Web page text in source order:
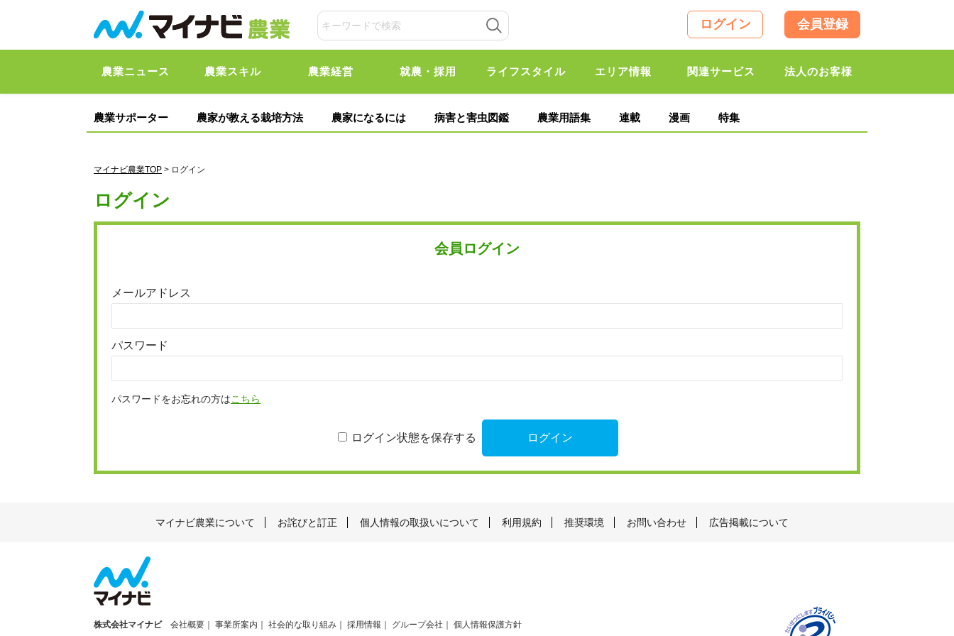
ログイン 会員登録
農業ニュース 農業スキル 農業経営 就農・採用 ライフスタイル エリア情報 関連サービス 法人のお客様
農業サポーター 農家が教える栽培方法 農家になるには 病害と害虫図鑑 農業用語集 連載 漫画 特集
マイナビ農業TOP > ログイン
ログイン
会員ログイン
メールアドレス
パスワード
パスワードをお忘れの方はこちら
ログイン状態を保存する
マイナビ農業について お詫びと訂正 個人情報の取扱いについて 利用規約 推奨環境 お問い合わせ 広告掲載について
株式会社マイナビ 会社概要 事業所案内 社会的な取り組み 採用情報 グループ会社 個人情報保護方針